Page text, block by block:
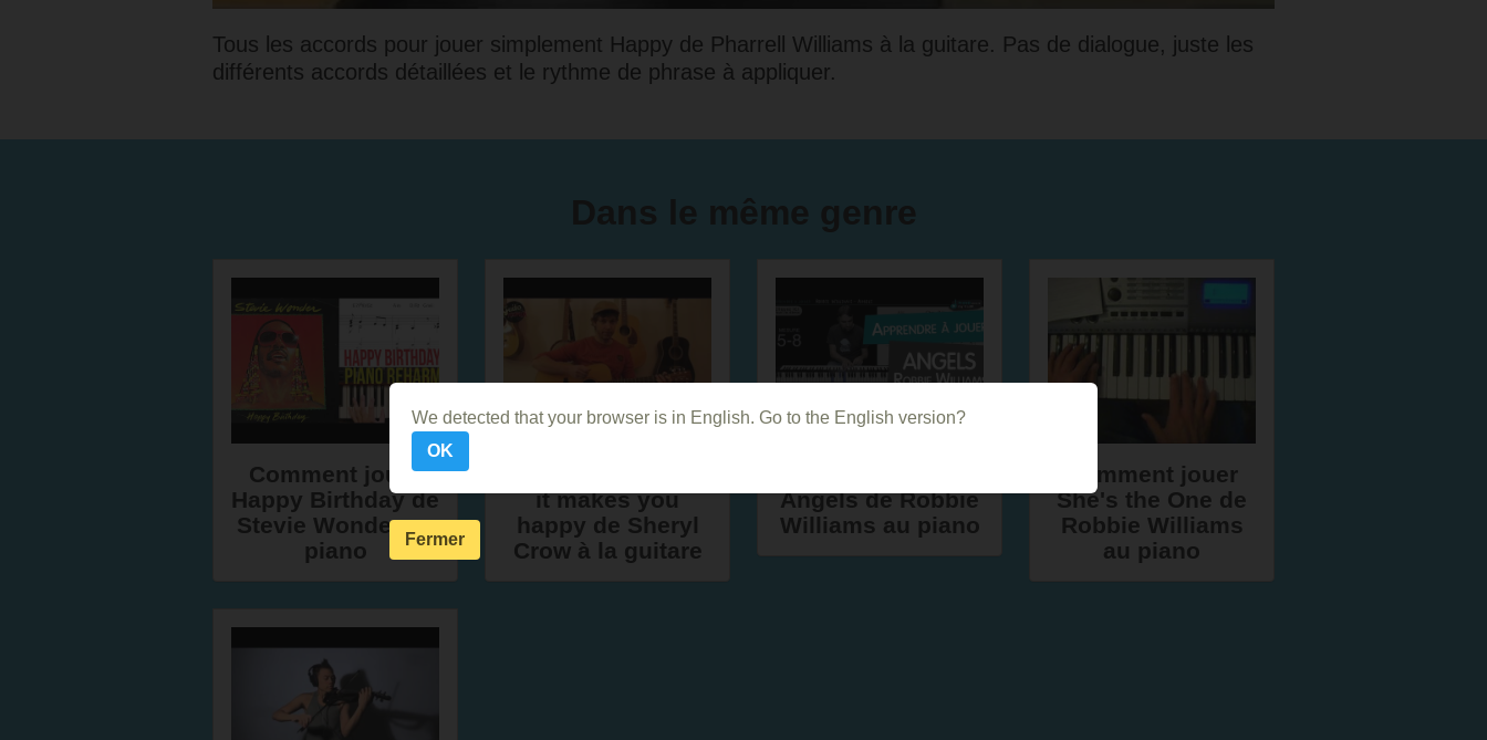
Tous les accords pour jouer simplement Happy de Pharrell Williams à la guitare. Pas de dialogue, juste les
différents accords détaillées et le rythme de phrase à appliquer.
Comment jouer
Happy Birthday de
Stevie Wonder au
piano
it makes you
happy de Sheryl
Crow à la guitare
Angels de Robbie
Williams au piano
Comment jouer
She's the One de
Robbie Williams
au piano
We detected that your browser is in English. Go to the English version?
OK
Fermer